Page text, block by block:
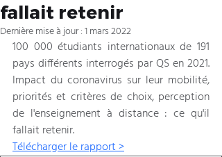
fallait retenir
Dernière mise à jour :1 mars 2022
100 000 étudiants internationaux de 191
pays différents interrogés par QS en 2021.
Impact du coronavirus sur leur mobilité,
priorités et critères de choix, perception
de l'enseignement à distance : ce qu'il
fallait retenir.
Télécharger le rapport >